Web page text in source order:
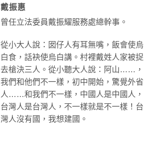
戴振惠
曾任立法委員戴振耀服務處總幹事。
從小大人說：囡仔人有耳無嘴，飯會使烏
白食，話袂使烏白講。村裡戴姓人家被捉
去槍決三人。從小聽大人說：阿山……，
我們和他們不一樣，初中開始，驚覺外省
人……和我們不一樣，中國人是中國人，
台灣人是台灣人，不一樣就是不一樣！台
灣人沒有國，我想建國。